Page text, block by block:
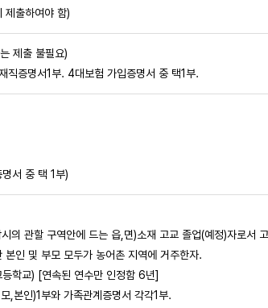
출하여야 함)
제출 불필요)
증명서1부. 4대보험 가입증명서 중 택1부.
서 중 택 1부)
관할 구역안에 드는 읍,면)소재 고교 졸업(예정)자로서
인 및 부모 모두가 농어촌 지역에 거주한자.
학교) [연속된 연수만 인정함 6년]
,본인)1부와 가족관계증명서 각각1부.